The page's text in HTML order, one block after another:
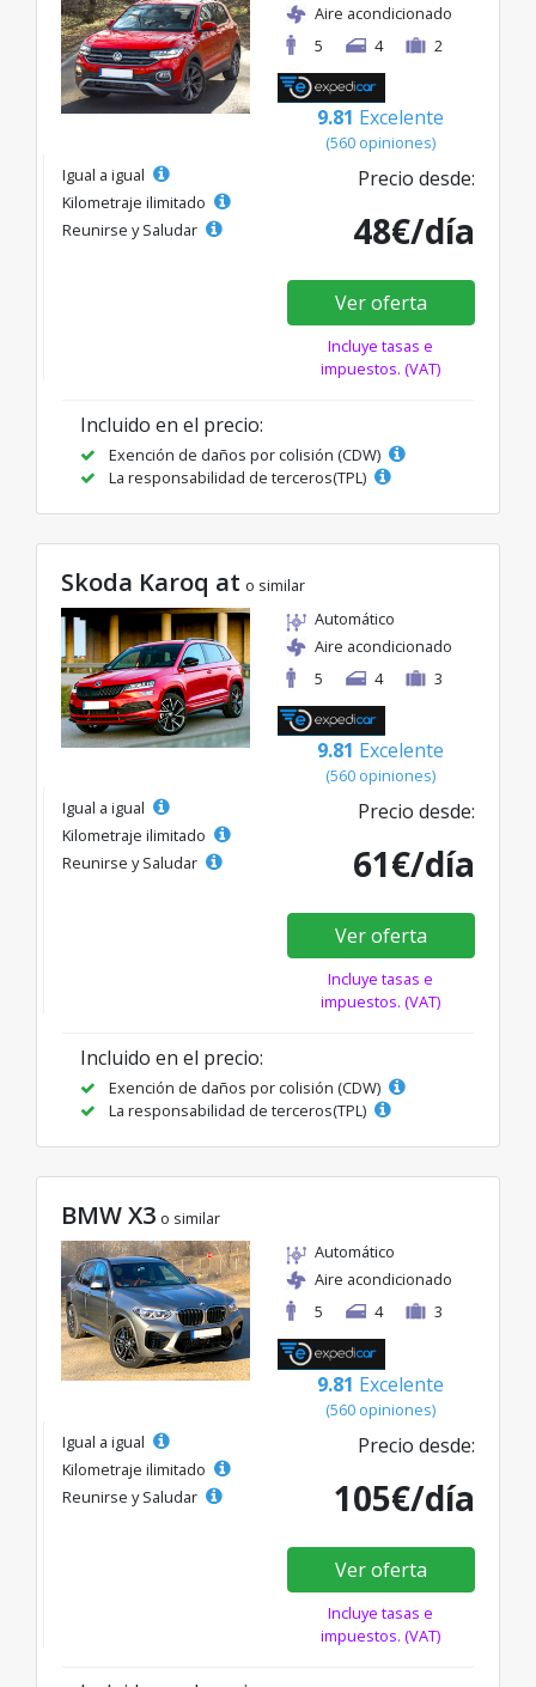
Aire acondicionado
5
4 2
9.81 Excelente
(560 opiniones)
Igual a igual
Kilometraje ilimitado
Reunirse y Saludar
Precio desde:
48€/día
Ver oferta
Incluye tasas e
impuestos. (VAT)
Incluido en el precio:
Exención de daños por colisión (CDW)
La responsabilidad de terceros(TPL)
Skoda Karoq at o similar
Automático
Aire acondicionado
5
4 3
9.81 Excelente
(560 opiniones)
Igual a igual
Kilometraje ilimitado
Reunirse y Saludar
Precio desde:
61€/día
Ver oferta
Incluye tasas e
impuestos. (VAT)
Incluido en el precio:
Exención de daños por colisión (CDW)
La responsabilidad de terceros(TPL)
BMW X3 o similar
Automático
Aire acondicionado
5
4 3
9.81 Excelente
(560 opiniones)
Igual a igual
Kilometraje ilimitado
Reunirse y Saludar
Precio desde:
105€/día
Ver oferta
Incluye tasas e
impuestos. (VAT)